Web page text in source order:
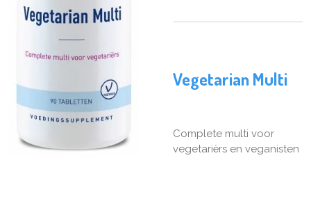
Vegetarian Multi
Complete multi voor
vegetariërs en veganisten